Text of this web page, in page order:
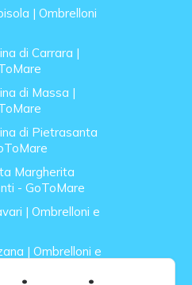
| Ombrelloni
di Carrara |
di Massa |
di Pietrasanta
Margherita
- GoToMare
| Ombrelloni e
| Ombrelloni e